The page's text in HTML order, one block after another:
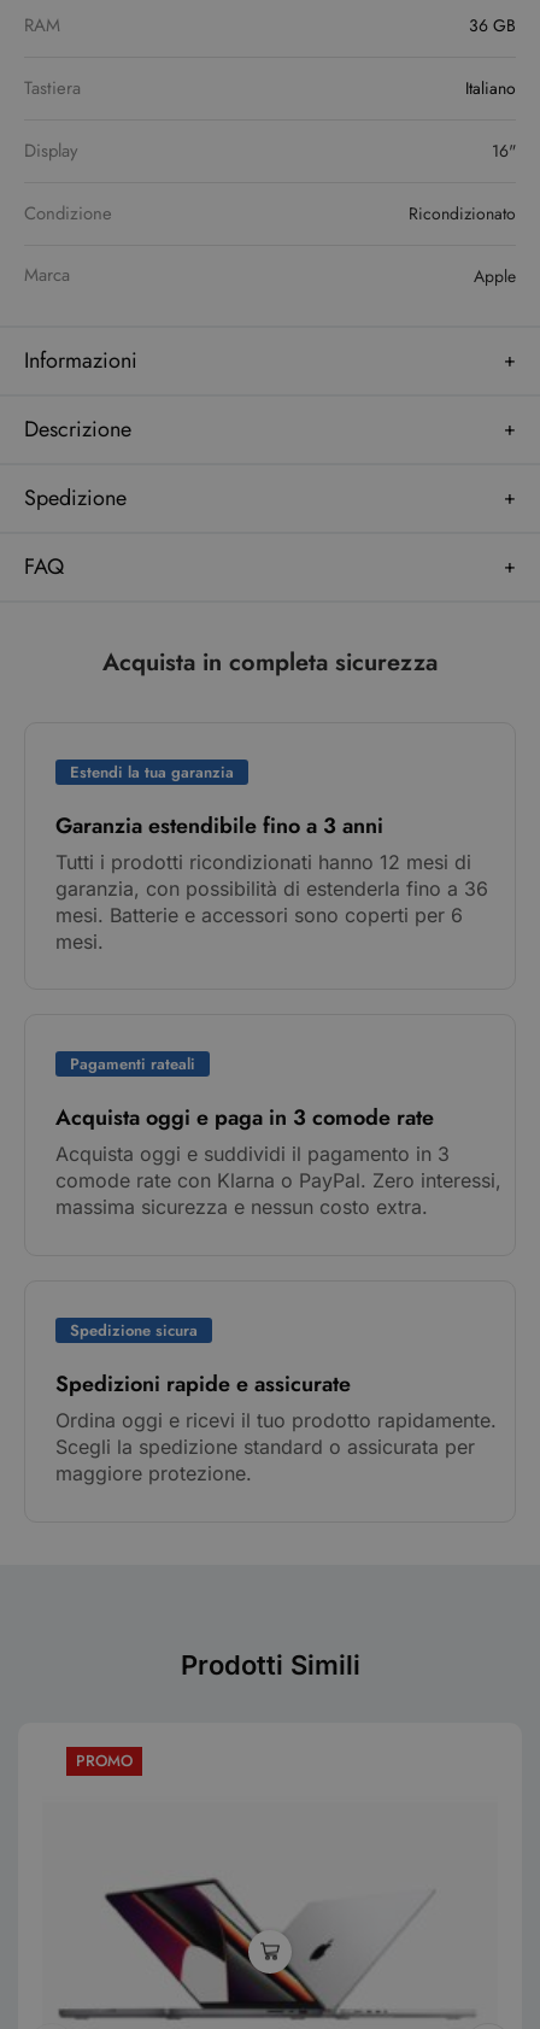
Informazioni
Descrizione
Spedizione
FAQ
RAM 36 GB
Tastiera Italiano
Display 16"
Condizione Ricondizionato
Marca Apple
Acquista in completa sicurezza
Estendi la tua garanzia
Garanzia estendibile fino a 3 anni
Tutti i prodotti ricondizionati hanno 12 mesi di
garanzia, con possibilità di estenderla fino a 36
mesi. Batterie e accessori sono coperti per 6
mesi.
Pagamenti rateali
Acquista oggi e paga in 3 comode rate
Acquista oggi e suddividi il pagamento in 3
comode rate con Klarna o PayPal. Zero interessi,
massima sicurezza e nessun costo extra.
Spedizione sicura
Spedizioni rapide e assicurate
Ordina oggi e ricevi il tuo prodotto rapidamente.
Scegli la spedizione standard o assicurata per
maggiore protezione.
Prodotti Simili
PROMO